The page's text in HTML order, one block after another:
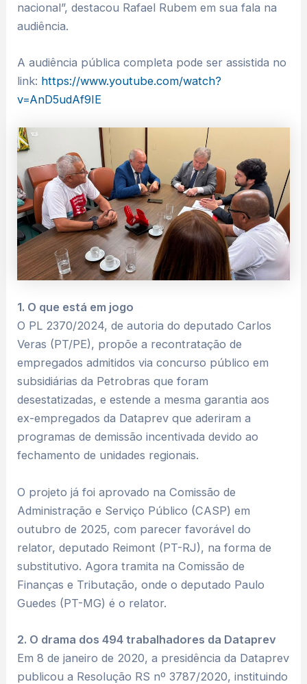
nacional”, destacou Rafael Rubem em sua fala na
audiência.
A audiência pública completa pode ser assistida no
link: https://www.youtube.com/watch?
v=AnD5udAf9IE
1. O que está em jogo
O PL 2370/2024, de autoria do deputado Carlos
Veras (PT/PE), propõe a recontratação de
empregados admitidos via concurso público em
subsidiárias da Petrobras que foram
desestatizadas, e estende a mesma garantia aos
ex-empregados da Dataprev que aderiram a
programas de demissão incentivada devido ao
fechamento de unidades regionais.
O projeto já foi aprovado na Comissão de
Administração e Serviço Público (CASP) em
outubro de 2025, com parecer favorável do
relator, deputado Reimont (PT-RJ), na forma de
substitutivo. Agora tramita na Comissão de
Finanças e Tributação, onde o deputado Paulo
Guedes (PT-MG) é o relator.
2. O drama dos 494 trabalhadores da Dataprev
Em 8 de janeiro de 2020, a presidência da Dataprev
publicou a Resolução RS nº 3787/2020, instituindo